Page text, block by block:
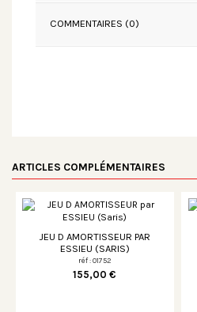
COMMENTAIRES (0)
ARTICLES COMPLÉMENTAIRES
JEU D AMORTISSEUR PAR
ESSIEU (SARIS)
réf : 01752
155,00 €